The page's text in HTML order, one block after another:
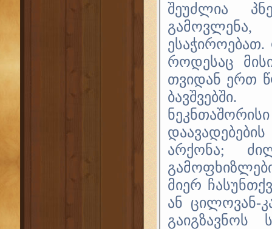
შეუძლია
გამოვლენა,
ესაჭიროებათ.
როდესაც
თვიდან ერთ
არქონა;
მიერ
ან ცილოვან-
გაიგზავნოს